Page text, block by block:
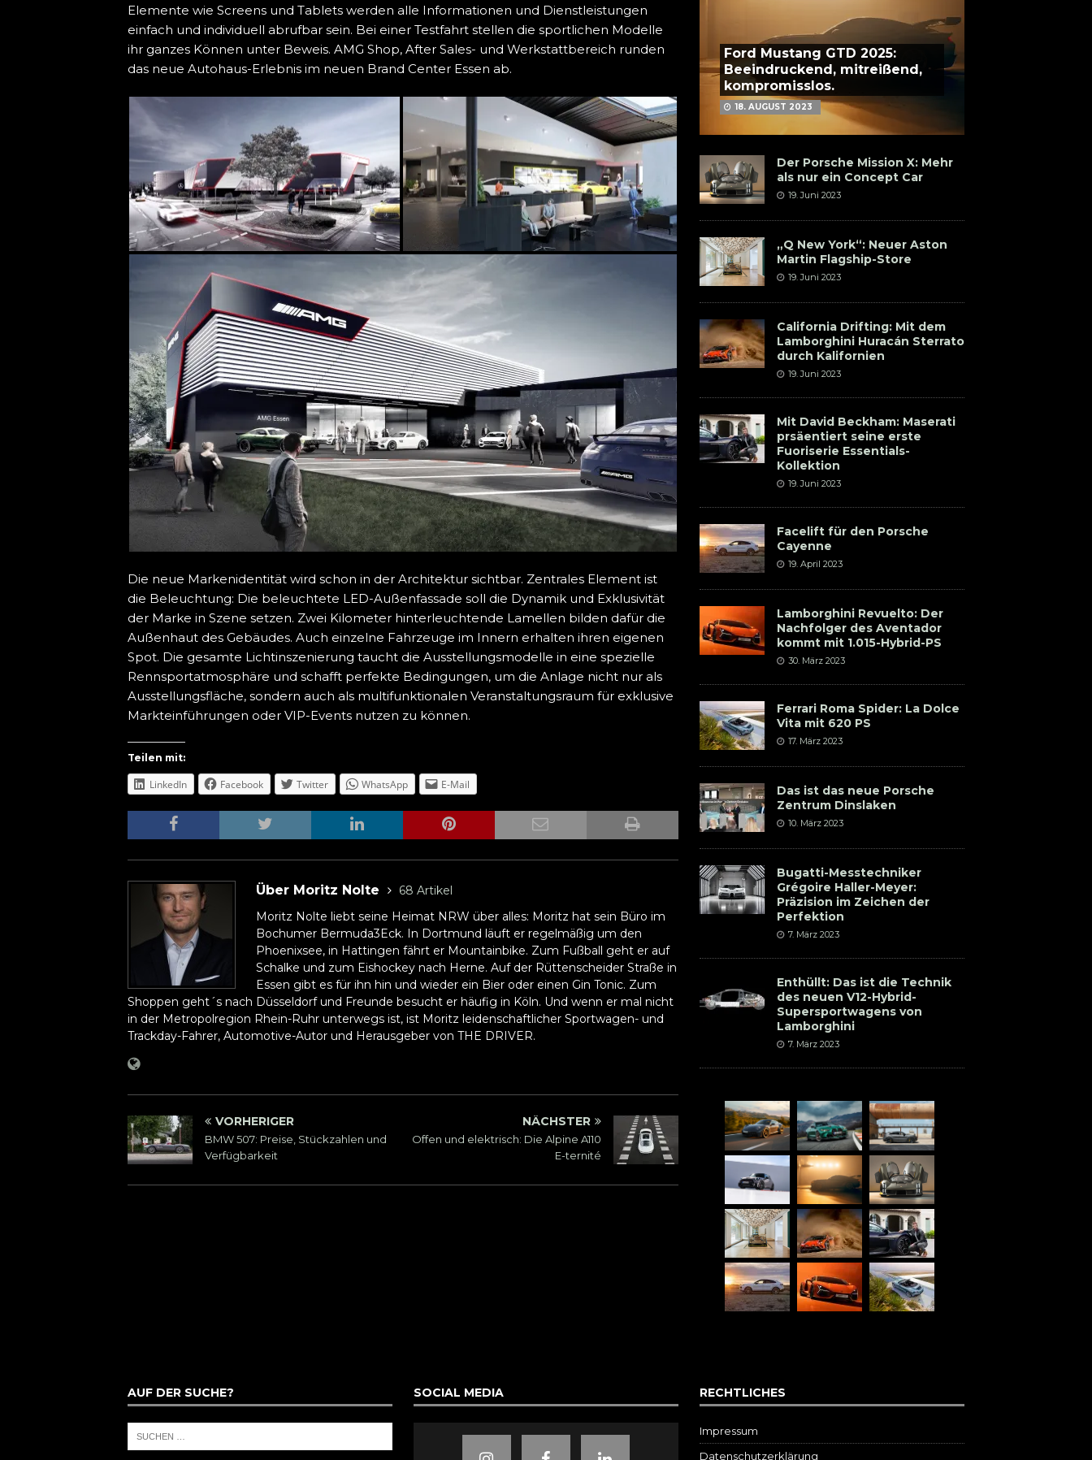
Elemente wie Screens und Tablets werden alle Informationen und Dienstleistungen
einfach und individuell abrufbar sein. Bei einer Testfahrt stellen die sportlichen Modelle
ihr ganzes Können unter Beweis. AMG Shop, After Sales- und Werkstattbereich runden
das neue Autohaus-Erlebnis im neuen Brand Center Essen ab.
Die neue Markenidentität wird schon in der Architektur sichtbar. Zentrales Element ist
die Beleuchtung: Die beleuchtete LED-Außenfassade soll die Dynamik und Exklusivität
der Marke in Szene setzen. Zwei Kilometer hinterleuchtende Lamellen bilden dafür die
Außenhaut des Gebäudes. Auch einzelne Fahrzeuge im Innern erhalten ihren eigenen
Spot. Die gesamte Lichtinszenierung taucht die Ausstellungsmodelle in eine spezielle
Rennsportatmosphäre und schafft perfekte Bedingungen, um die Anlage nicht nur als
Ausstellungsfläche, sondern auch als multifunktionalen Veranstaltungsraum für exklusive
Markteinführungen oder VIP-Events nutzen zu können.
Teilen mit:
LinkedIn Facebook Twitter WhatsApp E-Mail
Über Moritz Nolte
68 Artikel
Moritz Nolte liebt seine Heimat NRW über alles: Moritz hat sein Büro im
Bochumer Bermuda3Eck. In Dortmund läuft er regelmäßig um den
Phoenixsee, in Hattingen fährt er Mountainbike. Zum Fußball geht er auf
Schalke und zum Eishockey nach Herne. Auf der Rüttenscheider Straße in
Essen gibt es für ihn hin und wieder ein Bier oder einen Gin Tonic. Zum
Shoppen geht´s nach Düsseldorf und Freunde besucht er häufig in Köln. Und wenn er mal nicht
in der Metropolregion Rhein-Ruhr unterwegs ist, ist Moritz leidenschaftlicher Sportwagen- und
Trackday-Fahrer, Automotive-Autor und Herausgeber von THE DRIVER.
VORHERIGER
BMW 507: Preise, Stückzahlen und
Verfügbarkeit
NÄCHSTER
Offen und elektrisch: Die Alpine A110
E-ternité
Ford Mustang GTD 2025:
Beeindruckend, mitreißend,
kompromisslos.
18. AUGUST 2023
Der Porsche Mission X: Mehr
als nur ein Concept Car
19. Juni 2023
„Q New York“: Neuer Aston
Martin Flagship-Store
19. Juni 2023
California Drifting: Mit dem
Lamborghini Huracán Sterrato
durch Kalifornien
19. Juni 2023
Mit David Beckham: Maserati
prsäentiert seine erste
Fuoriserie Essentials-
Kollektion
19. Juni 2023
Facelift für den Porsche
Cayenne
19. April 2023
Lamborghini Revuelto: Der
Nachfolger des Aventador
kommt mit 1.015-Hybrid-PS
30. März 2023
Ferrari Roma Spider: La Dolce
Vita mit 620 PS
17. März 2023
Das ist das neue Porsche
Zentrum Dinslaken
10. März 2023
Bugatti-Messtechniker
Grégoire Haller-Meyer:
Präzision im Zeichen der
Perfektion
7. März 2023
Enthüllt: Das ist die Technik
des neuen V12-Hybrid-
Supersportwagens von
Lamborghini
7. März 2023
AUF DER SUCHE? SOCIAL MEDIA RECHTLICHES
Impressum
Datenschutz­erklärung